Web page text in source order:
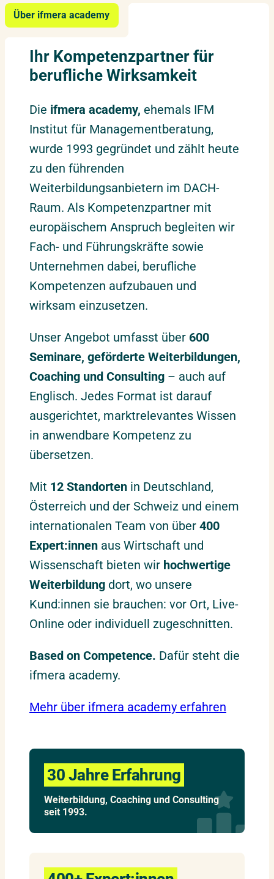
Über ifmera academy
Ihr Kompetenzpartner für
berufliche Wirksamkeit
Die ifmera academy, ehemals IFM
Institut für Managementberatung,
wurde 1993 gegründet und zählt heute
zu den führenden
Weiterbildungsanbietern im DACH-
Raum. Als Kompetenzpartner mit
europäischem Anspruch begleiten wir
Fach- und Führungskräfte sowie
Unternehmen dabei, berufliche
Kompetenzen aufzubauen und
wirksam einzusetzen.
Unser Angebot umfasst über 600
Seminare, geförderte Weiterbildungen,
Coaching und Consulting – auch auf
Englisch. Jedes Format ist darauf
ausgerichtet, marktrelevantes Wissen
in anwendbare Kompetenz zu
übersetzen.
Mit 12 Standorten in Deutschland,
Österreich und der Schweiz und einem
internationalen Team von über 400
Expert:innen aus Wirtschaft und
Wissenschaft bieten wir hochwertige
Weiterbildung dort, wo unsere
Kund:innen sie brauchen: vor Ort, Live-
Online oder individuell zugeschnitten.
Based on Competence. Dafür steht die
ifmera academy.
Mehr über ifmera academy erfahren
30 Jahre Erfahrung
Weiterbildung, Coaching und Consulting
seit 1993.